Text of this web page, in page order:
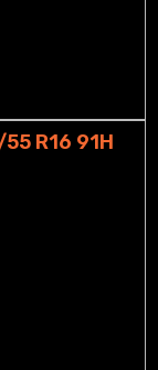
R16 91H